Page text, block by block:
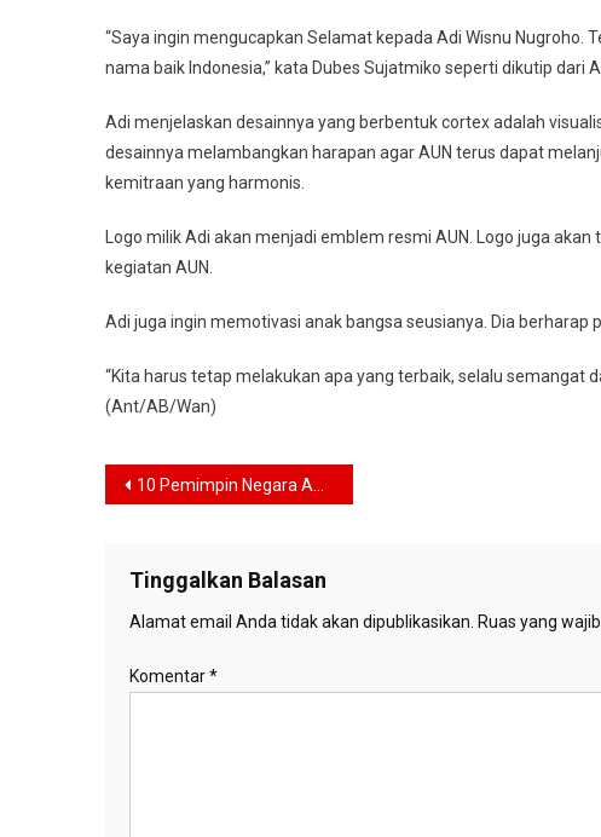
“Saya ingin mengucapkan Selamat kepada Adi Wisnu
nama baik Indonesia,” kata Dubes Sujatmiko seperti dikutip dari
Adi menjelaskan desainnya yang berbentuk cortex adalah
desainnya melambangkan harapan agar AUN terus dapat
kemitraan yang harmonis.
Logo milik Adi akan menjadi emblem resmi AUN. Logo juga
kegiatan AUN.
Adi juga ingin memotivasi anak bangsa seusianya. Dia
“Kita harus tetap melakukan apa yang terbaik, selalu semangat
(Ant/AB/Wan)
Navigasi
10 Pemimpin Negara ASEAN Bakal Hadiri Pertemuan IMF-World Bank di Bali
Tinggalkan Balasan
Alamat email Anda tidak akan dipublikasikan. Ruas yang
Komentar*